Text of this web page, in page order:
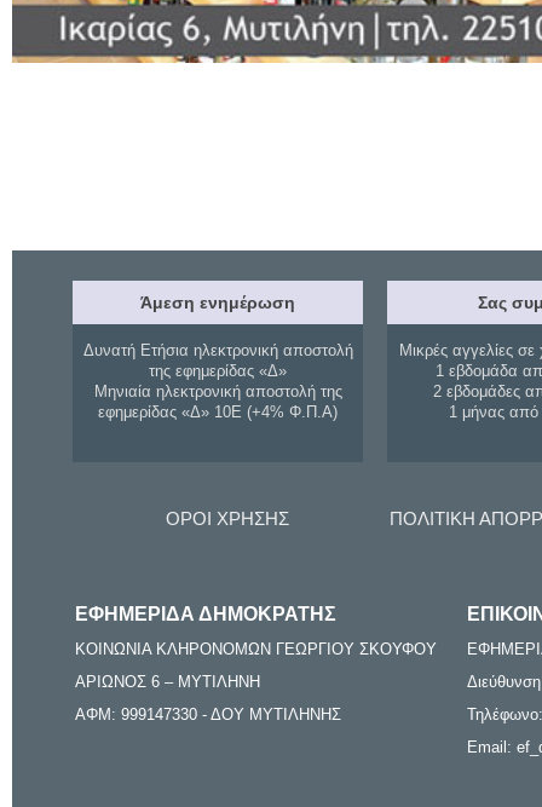
Άμεση ενημέρωση
Δυνατή Ετήσια ηλεκτρονική αποστολή
της εφημερίδας «Δ»
Μηνιαία ηλεκτρονική αποστολή της
εφημερίδας «Δ» 10Ε (+4% Φ.Π.Α)
Σας
Μικρές αγγελίες σε
1 εβδομάδα
2 εβδομάδες
1 μήνας
ΟΡΟΙ ΧΡΗΣΗΣ ΠΟΛΙΤΙΚΗ
ΕΦΗΜΕΡΙΔΑ ΔΗΜΟΚΡΑΤΗΣ
ΚΟΙΝΩΝΙΑ ΚΛΗΡΟΝΟΜΩΝ ΓΕΩΡΓΙΟΥ ΣΚΟΥΦΟΥ
ΑΡΙΩΝΟΣ 6 – ΜΥΤΙΛΗΝΗ
ΑΦΜ: 999147330 - ΔΟΥ ΜΥΤΙΛΗΝΗΣ
Email: